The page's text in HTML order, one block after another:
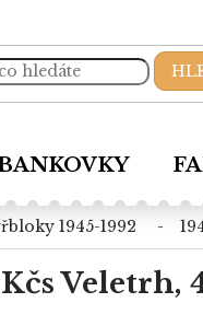
1945-1992
Kčs